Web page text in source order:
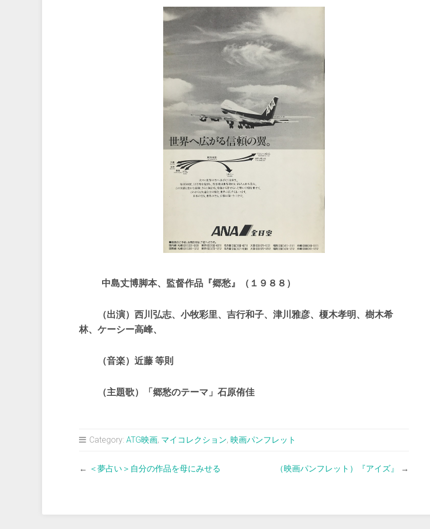
中島丈博脚本、監督作品『郷愁』（１９８８）
（出演）西川弘志、小牧彩里、吉行和子、津川雅彦、榎木孝明、樹木希
林、ケーシー高峰、
（音楽）近藤 等則
（主題歌）「郷愁のテーマ」石原侑佳
Category: ATG映画, マイコレクション, 映画パンフレット
← ＜夢占い＞自分の作品を母にみせる （映画パンフレット）『アイズ』 →